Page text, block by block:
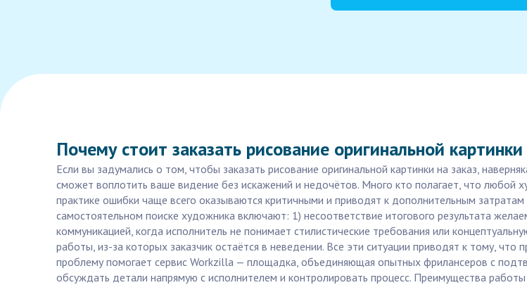
Почему стоит заказать рисование оригинальной
Если вы задумались о том, чтобы заказать рисование оригинальной картинки на заказ,
сможет воплотить ваше видение без искажений и недочётов. Много кто полагает, что любой
практике ошибки чаще всего оказываются критичными и приводят к дополнительным
самостоятельном поиске художника включают: 1) несоответствие итогового результата
коммуникацией, когда исполнитель не понимает стилистические требования или
работы, из-за которых заказчик остаётся в неведении. Все эти ситуации приводят к тому,
проблему помогает сервис Workzilla — площадка, объединяющая опытных фрилансеров с
обсуждать детали напрямую с исполнителем и контролировать процесс. Преимущества